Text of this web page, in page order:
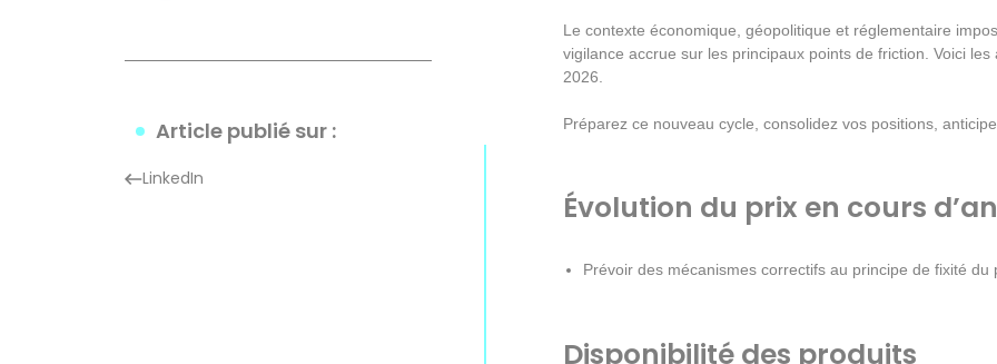
Article publié sur :
LinkedIn
Le contexte économique, géopolitique et réglementaire
vigilance accrue sur les principaux points de friction. Voici
2026.
Préparez ce nouveau cycle, consolidez vos positions,
Évolution du prix en cours
Prévoir des mécanismes correctifs au principe de fixité du
Disponibilité des produits